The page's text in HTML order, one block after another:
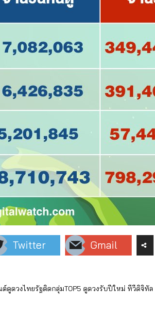
Twitter Gmail
ต์ดูดวงไทยรัฐติดกลุ่มTOP5 ดูดวงรับปีใหม่ ทีวีดิจิทัล